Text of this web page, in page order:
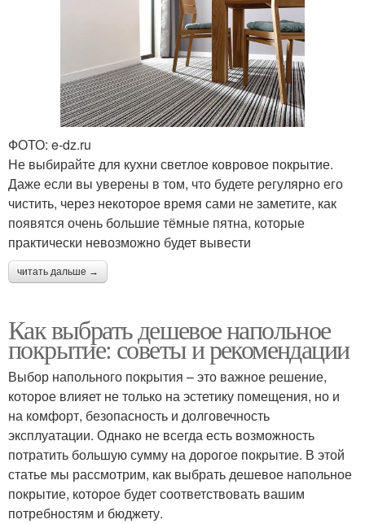
ФОТО: e-dz.ru
Не выбирайте для кухни светлое ковровое покрытие.
Даже если вы уверены в том, что будете регулярно его
чистить, через некоторое время сами не заметите, как
появятся очень большие тёмные пятна, которые
практически невозможно будет вывести
читать дальше →
Как выбрать дешевое напольное
покрытие: советы и рекомендации
Выбор напольного покрытия – это важное решение,
которое влияет не только на эстетику помещения, но и
на комфорт, безопасность и долговечность
эксплуатации. Однако не всегда есть возможность
потратить большую сумму на дорогое покрытие. В этой
статье мы рассмотрим, как выбрать дешевое напольное
покрытие, которое будет соответствовать вашим
потребностям и бюджету.